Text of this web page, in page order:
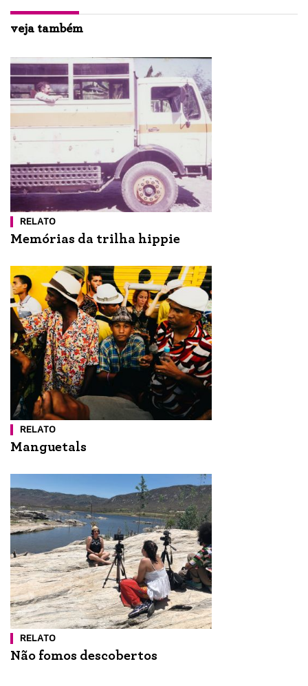
veja também
RELATO
Memórias da trilha hippie
RELATO
Manguetals
RELATO
Não fomos descobertos